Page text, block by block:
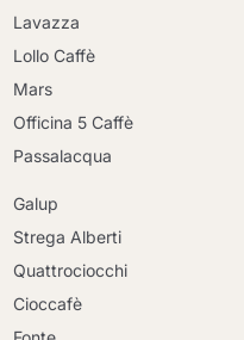
Lavazza
Lollo Caffè
Mars
Officina 5 Caffè
Passalacqua
Galup
Strega Alberti
Quattrociocchi
Cioccafè